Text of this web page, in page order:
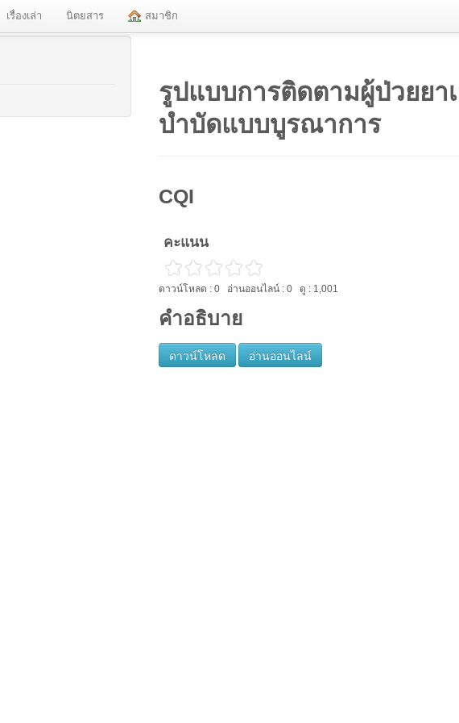
เรื่องเล่า นิตยสาร สมาชิก
รูปแบบการติดตามผู้ป่วยยา
บำบัดแบบบูรณาการ
CQI
คะแนน
ดาวน์โหลด : 0 อ่านออนไลน์ : 0 ดู : 1,001
คำอธิบาย
ดาวน์โหลด อ่านออนไลน์